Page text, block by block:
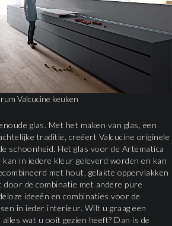
Valcucine keuken
glas. Met het maken van glas, een
traditie, creëert Valcucine originele
schoonheid. Het glas voor de Artematica
in iedere kleur geleverd worden en kan
met hout, gelakte oppervlakken
de combinatie met andere pure
ideeën en combinaties voor de
in ieder interieur. Wilt u graag een
wat u ooit gezien heeft? Dan is de